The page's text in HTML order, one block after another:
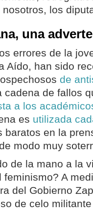
los
una
errores de la
Aído, han sido
de
cadena de fallos
a los
es utilizada
baratos en la
modo muy
de la mano a la
feminismo? A
del Gobierno
de celo